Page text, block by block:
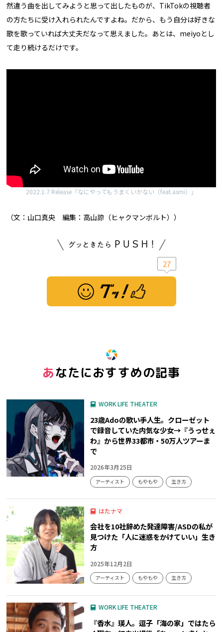
然違う曲を出してみようと思って出したものが、TikTokの視聴者
の方たちに受け入れられたんですよね。だから、もう自分は好きな
歌を歌っていれば大丈夫だなって思えました。あとは、meiyoとし
て走り続けるだけです。
2022.1.7 Release「なにやってもうまくいかない（feat.asmi）」
（文：山口真央 編集：高山諒（ヒャクマンボルト））
27
あなたにおすすめの記事
WORK LIFE THEATER
23歳Adoの歌い手人生。クローゼット
で録音していた内気な少女→『うっせぇ
わ』から世界33都市・50万人ツアーま
で
2026年3月25日
アーティスト もやもや 生き方
はたナマ
会社を10社辞めた発達障害/ASDの私が
見つけた「人に迷惑をかけていい」生き
方
2025年12月2日
アーティスト もやもや 生き方
WORK LIFE THEATER
『香水』瑛人。逗子「海の家」ではたら